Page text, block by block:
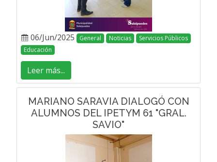
06/Jun/2025 General Noticias
Servicios Públicos
Educación
Leer más...
MARIANO SARAVIA DIALOGÓ CON
ALUMNOS DEL IPETYM 61 "GRAL.
SAVIO"